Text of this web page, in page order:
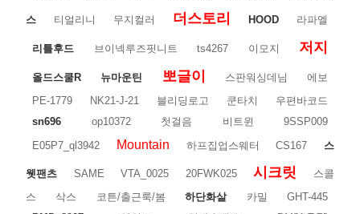
스 티얼리니 무지컬러 더스토리 HOOD 라파엘
리틀후드 브이넥루즈핏니트 ts4267 이모지 저지
올드스쿨R 뉴마운틴 뽀글이 스판워싱데님
에보
PE-1779
NK21-J-21 블리딩로고 쿤타치
우편바코드
sn696
op10372 첫걸음 비트윈
9SSP009
E05P7_ql3942
Mountain 하프집업스웨터 CS167 스
웻팬츠 SAME VTA_0025 20FWK025 시크릿
스콜
스
삭스 코튼/출근룩/봄 하단화살 카밀
GHT-445